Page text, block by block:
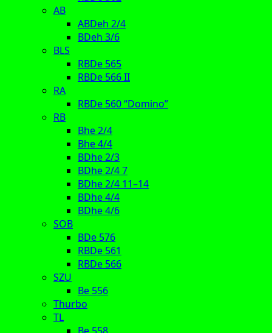
AB
ABDeh 2/4
BDeh 3/6
BLS
RBDe 565
RBDe 566 II
RA
RBDe 560 “Domino”
RB
Bhe 2/4
Bhe 4/4
BDhe 2/3
BDhe 2/4 7
BDhe 2/4 11–14
BDhe 4/4
BDhe 4/6
SOB
BDe 576
RBDe 561
RBDe 566
SZU
Be 556
Thurbo
TL